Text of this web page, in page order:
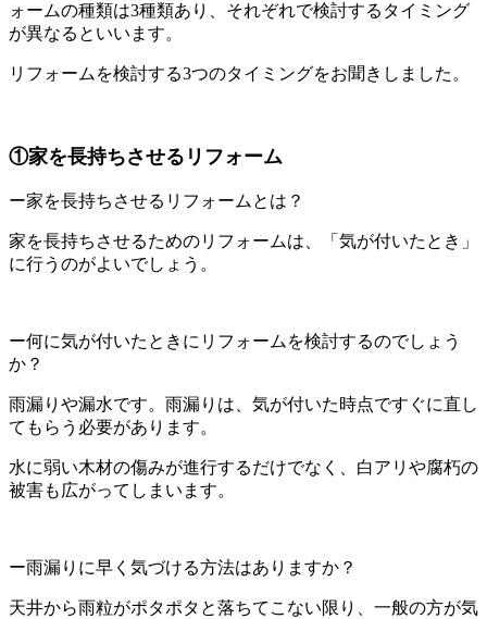
ォームの種類は3種類あり、それぞれで検討するタイミング
が異なるといいます。
リフォームを検討する3つのタイミングをお聞きしました。
①家を長持ちさせるリフォーム
ー家を長持ちさせるリフォームとは？
家を長持ちさせるためのリフォームは、「気が付いたとき」
に行うのがよいでしょう。
ー何に気が付いたときにリフォームを検討するのでしょう
か？
雨漏りや漏水です。雨漏りは、気が付いた時点ですぐに直し
てもらう必要があります。
水に弱い木材の傷みが進行するだけでなく、白アリや腐朽の
被害も広がってしまいます。
ー雨漏りに早く気づける方法はありますか？
天井から雨粒がポタポタと落ちてこない限り、一般の方が気